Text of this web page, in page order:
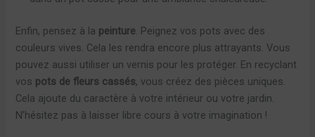
Enfin, pensez à la peinture. Peignez vos pots avec des
couleurs vives. Cela les rendra encore plus attrayants. Vous
pouvez aussi utiliser un vernis pour les protéger. En recyclant
vos pots de fleurs cassés, vous créez des pièces uniques.
Cela ajoute du caractère à votre intérieur ou votre jardin.
N’hésitez pas à laisser libre cours à votre imagination !